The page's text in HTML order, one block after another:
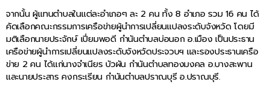
จากนั้น ผู้แทนตำบลในแต่ละอำเภอๆ ละ 2 คน ทั้ง 8 อำเภอ รวม 16 คน ได้
คัดเลือกคณะกรรมการเครือข่ายผู้นำการเปลี่ยนแปลงระดับจังหวัด โดยมี
มติเลือกนายประจักษ์ เปี่ยมพอดี กำนันตำบลบ่อนอก อ.เมือง เป็นประธาน
เครือข่ายผู้นำการเปลี่ยนแปลงระดับจังหวัดประจวบฯ และรองประธานเครือ
ข่าย 2 คน ได้แก่นางจำเนียร บัวผัน กำนันตำบลทองมงคล อ.บางสะพาน
และนายประสาร คงกระเรียน กำนันตำบลปราณบุรี อ.ปราณบุรี.